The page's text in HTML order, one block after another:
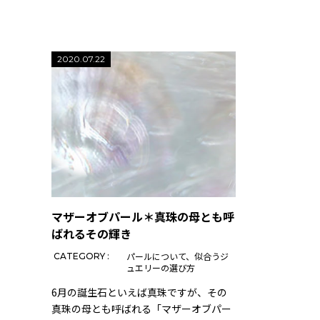
2020.07.22
マザーオブパール＊真珠の母とも呼
ばれるその輝き
CATEGORY : パールについて
似合うジ
ュエリーの選び方
6月の誕生石といえば真珠ですが、その
真珠の母とも呼ばれる「マザーオブパー